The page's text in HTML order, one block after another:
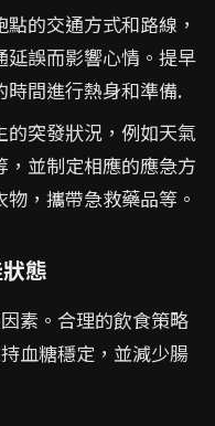
點的交通方式和路線，
延誤而影響心情。提早
時間進行熱身和準備.
的突發狀況，例如天氣
並制定相應的應急方
，攜帶急救藥品等。
態
素。合理的飲食策略
血糖穩定，並減少腸